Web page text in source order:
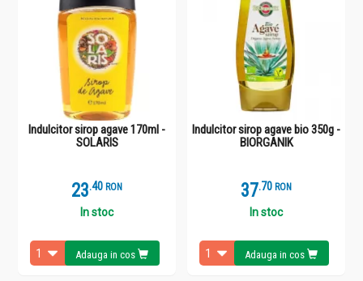
cont de vascozitatea sa. Te poti bucura de beneficiile consumului
de sirop de agave pret de o viata intreaga. Acesta este bogat in
calciu, ajuta la reglarea tensiunii arteriale, mentine o greutate
corporala sanatoasa si intareste oasele. Nectarul de agave este o
alegere mai buna pentru persoanele cu diabet, deoarece are o
valoare a indicelui glicemic mai scazuta. Acest indice masoara
modul in care alimentele bogate in carbohidrati afecteaza
nivelurile de glucoza din sange. Desi nectarul de agave este cu
siguranta bogat in fructoza (o forma de zahar), acesta nu
natural. Comanda si convinge-te de beneficiile acestuia!
Indulcitor sirop agave 170ml -
SOLARIS
23.4 RON
In stoc
Adauga in cos
Indulcitor sirop agave bio 350g -
BIORGANIK
37.7 RON
In stoc
Adauga in cos